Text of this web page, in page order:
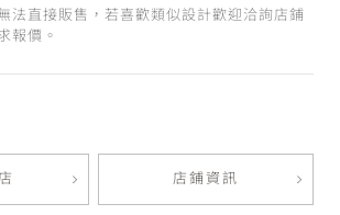
法直接販售，若喜歡類似設計歡迎洽詢店鋪
報價。
店鋪資訊